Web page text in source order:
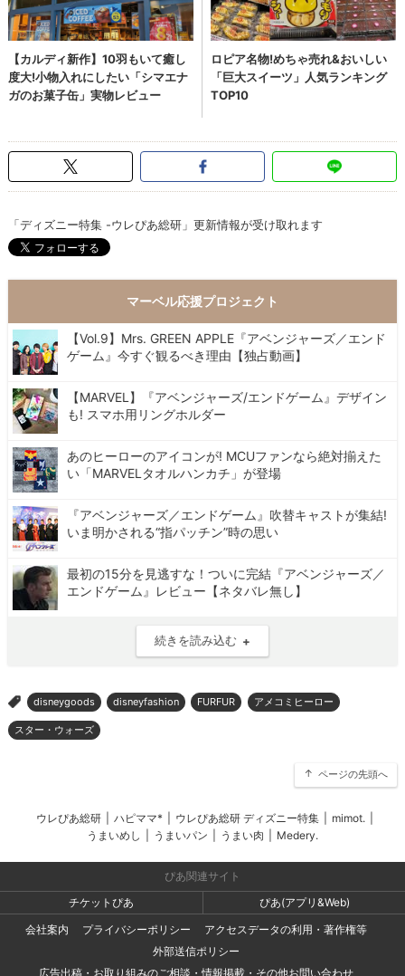
「ディズニー特集 -ウレぴあ総研」更新情報が受け取れます
マーベル応援プロジェクト
【Vol.9】Mrs. GREEN APPLE『アベンジャーズ／エンド
ゲーム』今すぐ観るべき理由【独占動画】
【MARVEL】『アベンジャーズ/エンドゲーム』デザイン
も! スマホ用リングホルダー
あのヒーローのアイコンが! MCUファンなら絶対揃えた
い「MARVELタオルハンカチ」が登場
『アベンジャーズ／エンドゲーム』吹替キャストが集結!
いま明かされる“指パッチン”時の思い
最初の15分を見逃すな！ついに完結『アベンジャーズ／
エンドゲーム』レビュー【ネタバレ無し】
続きを読み込む
> disneygoods disneyfashion FURFUR アメコミヒーロー
スター・ウォーズ
ページの先頭へ
ウレぴあ総研 ハピママ* ウレぴあ総研 ディズニー特集 mimot.
うまいめし
うまいパン うまい肉 Medery.
ぴあ関連サイト
チケットぴあ
ぴあ(アプリ&Web)
会社案内
プライバシーポリシー
アクセスデータの利用・著作権等
外部送信ポリシー
広告出稿・お取り組みのご相談・情報掲載・その他お問い合わせ